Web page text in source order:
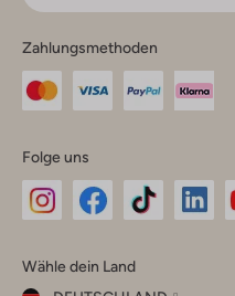
Zahlungsmethoden
Folge uns
Instagram
Facebook
TikTok
Wähle dein Land